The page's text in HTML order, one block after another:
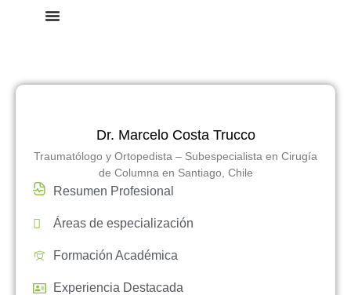
Dr. Marcelo Costa Trucco
Traumatólogo y Ortopedista – Subespecialista en Cirugía
de Columna en Santiago, Chile
Resumen Profesional
Áreas de especialización
Formación Académica
Experiencia Destacada